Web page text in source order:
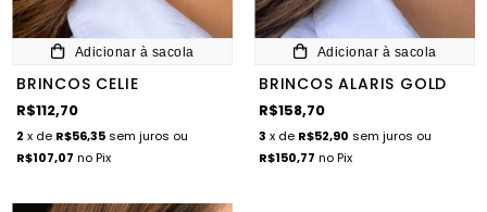
Adicionar à sacola
BRINCOS CELIE
R$112,70
2 x de R$56,35 sem juros ou
R$107,07 no Pix
Adicionar à sacola
BRINCOS ALARIS GOLD
R$158,70
3 x de R$52,90 sem juros ou
R$150,77 no Pix